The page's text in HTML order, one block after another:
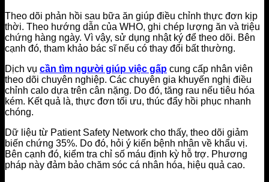
Theo dõi phản hồi sau bữa ăn giúp điều chỉnh thực đơn kịp
thời. Theo hướng dẫn của WHO, ghi chép lượng ăn và triệu
chứng hàng ngày. Vì vậy, sử dụng nhật ký để theo dõi. Bên
cạnh đó, tham khảo bác sĩ nếu có thay đổi bất thường.
Dịch vụ cần tìm người giúp việc gấp cung cấp nhân viên
theo dõi chuyên nghiệp. Các chuyên gia khuyến nghị điều
chỉnh calo dựa trên cân nặng. Do đó, tăng rau nếu tiêu hóa
kém. Kết quả là, thực đơn tối ưu, thúc đẩy hồi phục nhanh
chóng.
Dữ liệu từ Patient Safety Network cho thấy, theo dõi giảm
biến chứng 35%. Do đó, hỏi ý kiến bệnh nhân về khẩu vị.
Bên cạnh đó, kiểm tra chỉ số máu định kỳ hỗ trợ. Phương
pháp này đảm bảo chăm sóc cá nhân hóa, hiệu quả cao.